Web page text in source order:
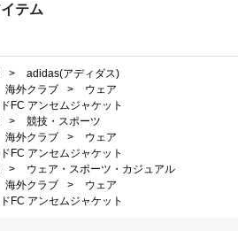
テム
>
adidas(アディダス)
海外クラブ >
ウェア
FC アンセムジャケット
>
競技・スポーツ
海外クラブ >
ウェア
FC アンセムジャケット
>
ウェア・スポーツ・カジュアル
海外クラブ >
ウェア
FC アンセムジャケット